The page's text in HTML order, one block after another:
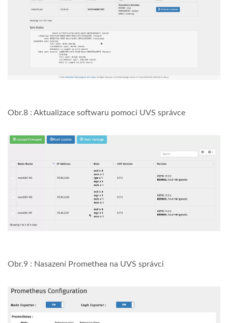
Obr.8 : Aktualizace softwaru pomocí UVS správce
Obr.9 : Nasazení Promethea na UVS správci